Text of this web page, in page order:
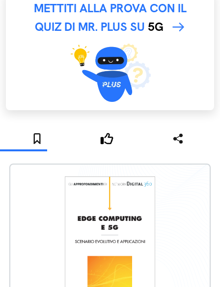
METTITI ALLA PROVA CON IL
QUIZ DI MR. PLUS SU 5G